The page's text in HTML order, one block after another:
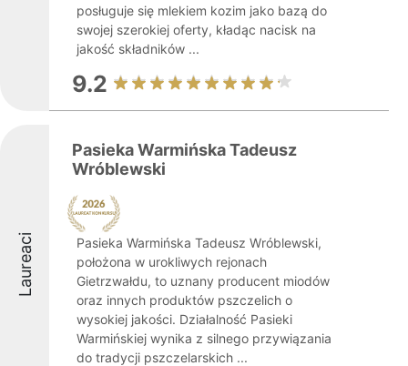
posługuje się mlekiem kozim jako bazą do
swojej szerokiej oferty, kładąc nacisk na
jakość składników ...
9.2
Laureaci
Pasieka Warmińska Tadeusz
Wróblewski
Pasieka Warmińska Tadeusz Wróblewski,
położona w urokliwych rejonach
Gietrzwałdu, to uznany producent miodów
oraz innych produktów pszczelich o
wysokiej jakości. Działalność Pasieki
Warmińskiej wynika z silnego przywiązania
do tradycji pszczelarskich ...